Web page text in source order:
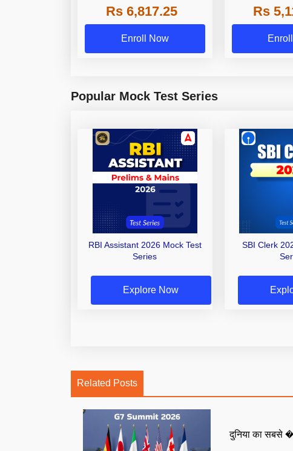
Rs 6,817.25
Enroll Now
Other Grade A
Rs
Popular Mock Test Series
RBI Assistant 2026 Mock Test
Series
Explore Now
SBI Clerk
Related Posts
दुनिया का सबसे